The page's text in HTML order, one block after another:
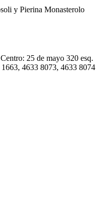
y Pierina Monasterolo
25 de mayo 320 esq.
4633 8073, 4633 8074